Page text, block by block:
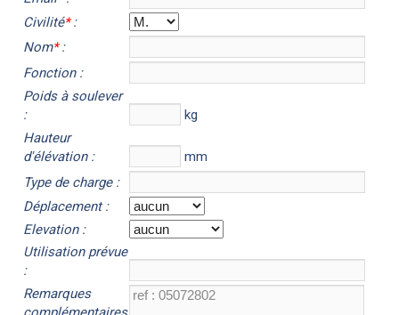
Civilité*:
Nom*:
Fonction :
Poids à soulever
:
kg
Hauteur
d'élévation :
mm
Type de charge :
Déplacement :
Elevation :
Utilisation prévue
:
Remarques